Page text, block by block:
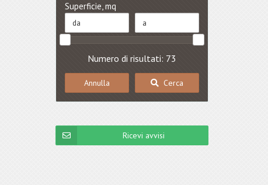
Superficie, mq
Numero di risultati: 73
Annulla Cerca
Ricevi avvisi